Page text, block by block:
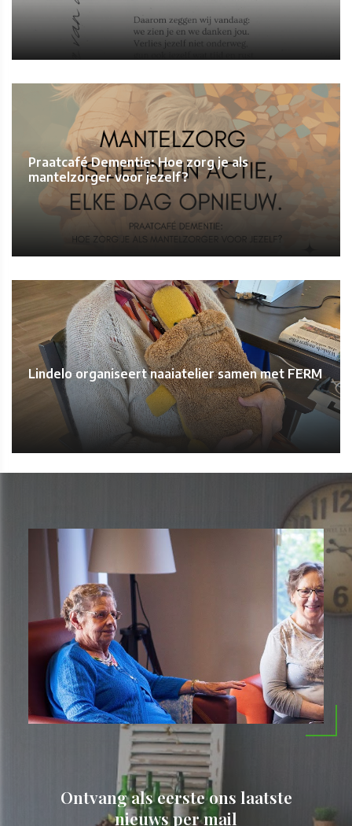
Praatcafé Dementie: Hoe zorg je als
mantelzorger voor jezelf?
Lindelo organiseert naaiatelier samen met FERM
Ontvang als eerste ons laatste
nieuws per mail